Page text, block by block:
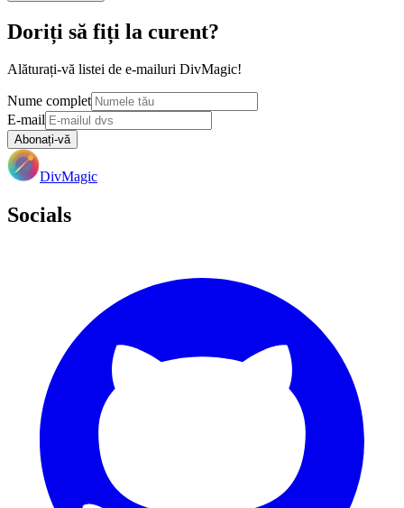
Doriți să fiți la curent?
Alăturați-vă listei de e-mailuri DivMagic!
Nume complet
E-mail
Abonați-vă
DivMagic
Socials